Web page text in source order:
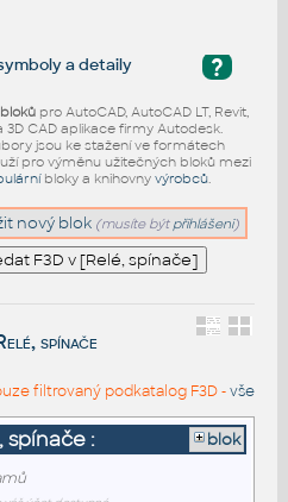
?
a detaily
pro AutoCAD, AutoCAD LT, Revit,
3D CAD aplikace firmy Autodesk.
jsou ke stažení ve formátech
pro výměnu užitečných bloků mezi
bloky a knihovny výrobců.
nový blok (musíte být přihlášeni)
spínače
filtrovaný podkatalog F3D -vše
spínače : blok